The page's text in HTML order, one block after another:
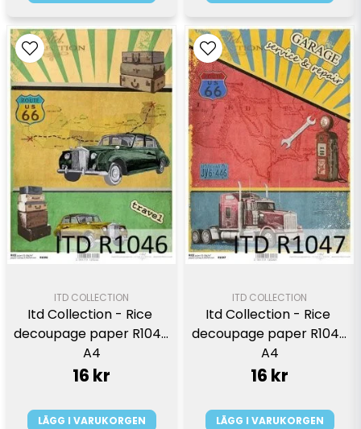
ITD COLLECTION
Itd Collection - Rice
decoupage paper R1046
A4
16 kr
LÄGG I VARUKORGEN
ITD COLLECTION
Itd Collection - Rice
decoupage paper R1047
A4
16 kr
LÄGG I VARUKORGEN